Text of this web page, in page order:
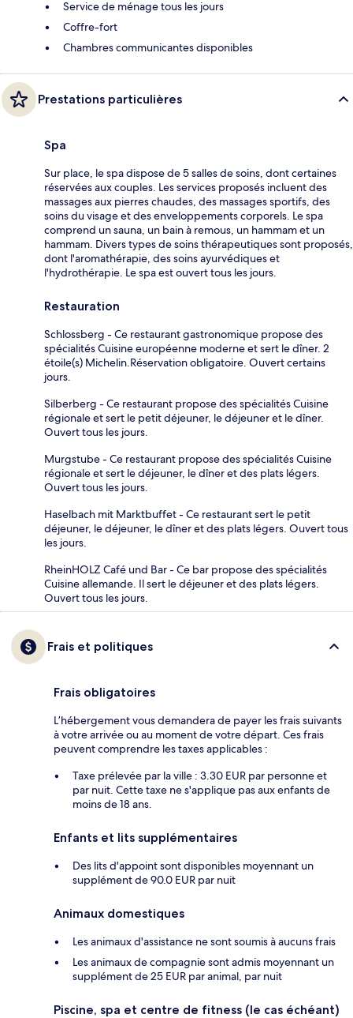
Service de ménage tous les jours
Coffre-fort
Chambres communicantes disponibles
Prestations particulières
Spa
Sur place, le spa dispose de 5 salles de soins, dont certaines
réservées aux couples. Les services proposés incluent des
massages aux pierres chaudes, des massages sportifs, des
soins du visage et des enveloppements corporels. Le spa
comprend un sauna, un bain à remous, un hammam et un
hammam. Divers types de soins thérapeutiques sont proposés,
dont l'aromathérapie, des soins ayurvédiques et
l'hydrothérapie. Le spa est ouvert tous les jours.
Restauration
Schlossberg - Ce restaurant gastronomique propose des
spécialités Cuisine européenne moderne et sert le dîner. 2
étoile(s) Michelin.Réservation obligatoire. Ouvert certains
jours.
Silberberg - Ce restaurant propose des spécialités Cuisine
régionale et sert le petit déjeuner, le déjeuner et le dîner.
Ouvert tous les jours.
Murgstube - Ce restaurant propose des spécialités Cuisine
régionale et sert le déjeuner, le dîner et des plats légers.
Ouvert tous les jours.
Haselbach mit Marktbuffet - Ce restaurant sert le petit
déjeuner, le déjeuner, le dîner et des plats légers. Ouvert tous
les jours.
RheinHOLZ Café und Bar - Ce bar propose des spécialités
Cuisine allemande. Il sert le déjeuner et des plats légers.
Ouvert tous les jours.
Frais et politiques
Frais obligatoires
L’hébergement vous demandera de payer les frais suivants
à votre arrivée ou au moment de votre départ. Ces frais
peuvent comprendre les taxes applicables :
Taxe prélevée par la ville : 3.30 EUR par personne et
par nuit. Cette taxe ne s'applique pas aux enfants de
moins de 18 ans.
Enfants et lits supplémentaires
Des lits d'appoint sont disponibles moyennant un
supplément de 90.0 EUR par nuit
Animaux domestiques
Les animaux d'assistance ne sont soumis à aucuns frais
Les animaux de compagnie sont admis moyennant un
supplément de 25 EUR par animal, par nuit
Piscine, spa et centre de fitness (le cas échéant)